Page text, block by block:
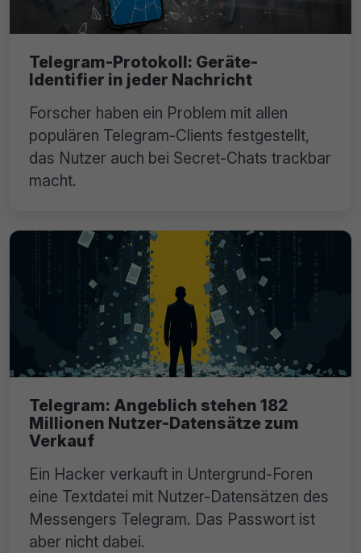
Telegram-Protokoll: Geräte-
Identifier in jeder Nachricht
Forscher haben ein Problem mit allen
populären Telegram-Clients festgestellt,
das Nutzer auch bei Secret-Chats trackbar
macht.
Telegram: Angeblich stehen 182
Millionen Nutzer-Datensätze zum
Verkauf
Ein Hacker verkauft in Untergrund-Foren
eine Textdatei mit Nutzer-Datensätzen des
Messengers Telegram. Das Passwort ist
aber nicht dabei.